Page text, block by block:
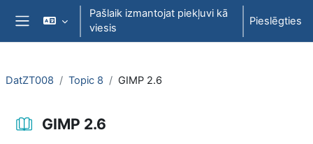
Atvērt galveno saturu
Sānu panelis
Pašlaik izmantojat piekļuvi kā
viesis
Pieslēgties
DatZT008 Topic 8 GIMP 2.6
GIMP 2.6